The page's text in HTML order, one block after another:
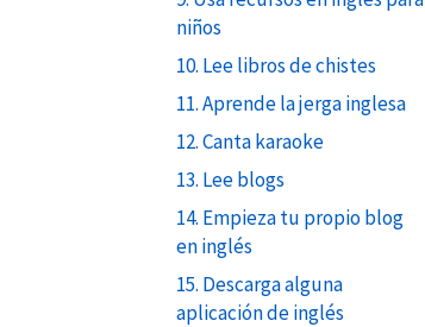
niños
10. Lee libros de chistes
11. Aprende la jerga inglesa
12. Canta karaoke
13. Lee blogs
14. Empieza tu propio blog
en inglés
15. Descarga alguna
aplicación de inglés